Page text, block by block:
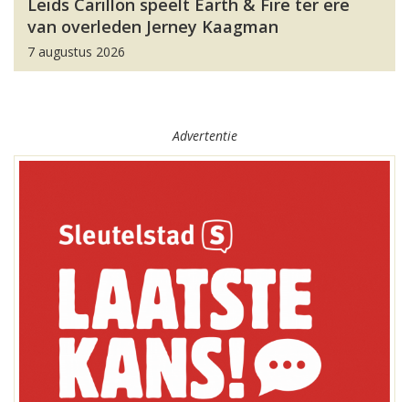
Leids Carillon speelt Earth & Fire ter ere
van overleden Jerney Kaagman
7 augustus 2026
Advertentie